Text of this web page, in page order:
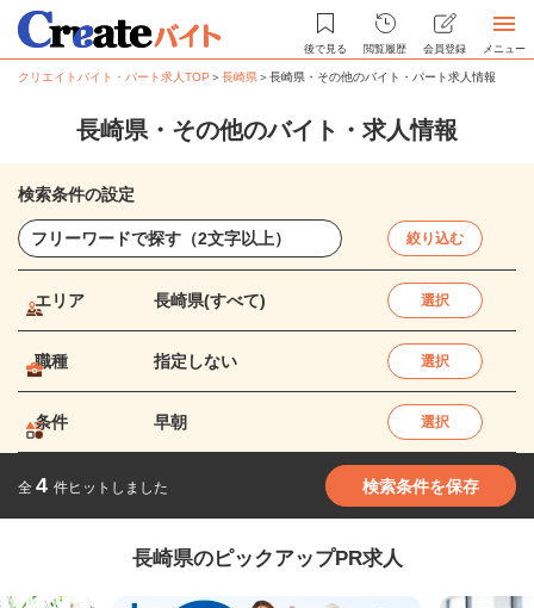
後で見る 閲覧履歴 会員登録 メニュー
クリエイトバイト・パート求人TOP ＞長崎県＞長崎県・その他のバイト・パート求人情報
長崎県・その他のバイト・求人情報
検索条件の設定
絞り込む
エリア 長崎県(すべて) 選択
職種 指定しない 選択
条件 早朝 選択
全 4 件ヒットしました 検索条件を保存
長崎県のピックアップPR求人